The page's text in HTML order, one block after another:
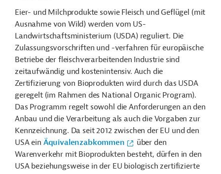
Eier- und Milchprodukte sowie Fleisch und Geflügel (mit
Ausnahme von Wild) werden vom US-
Landwirtschaftsministerium (USDA) reguliert. Die
Zulassungsvorschriften und -verfahren für europäische
Betriebe der fleischverarbeitenden Industrie sind
zeitaufwändig und kostenintensiv. Auch die
Zertifizierung von Bioprodukten wird durch das USDA
geregelt (im Rahmen des National Organic Program).
Das Programm regelt sowohl die Anforderungen an den
Anbau und die Verarbeitung als auch die Vorgaben zur
Kennzeichnung. Da seit 2012 zwischen der EU und den
USA ein Äquivalenzabkommen
über den
Warenverkehr mit Bioprodukten besteht, dürfen in den
USA beziehungsweise in der EU biologisch zertifizierte